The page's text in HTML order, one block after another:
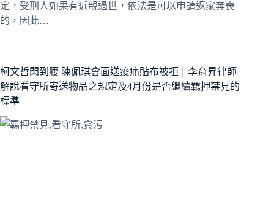
定，受刑人如果有近親過世，依法是可以申請返家奔喪
的，因此…
柯文哲閃到腰 陳佩琪會面送痠痛貼布被拒│ 李育昇律師
解說看守所寄送物品之規定及4月份是否繼續羈押禁見的
標準